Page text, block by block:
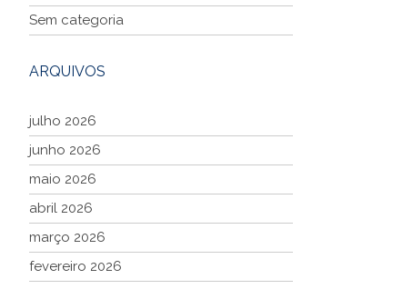
Sem categoria
ARQUIVOS
julho 2026
junho 2026
maio 2026
abril 2026
março 2026
fevereiro 2026